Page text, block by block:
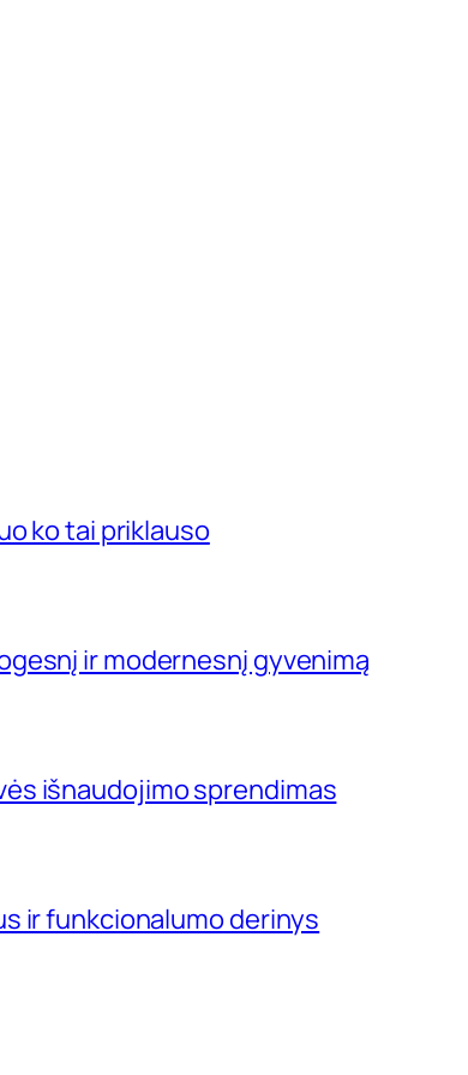
ko tai priklauso
ir modernesnį gyvenimą
išnaudojimo sprendimas
ir funkcionalumo derinys